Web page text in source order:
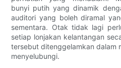
bunyi putih yang dinamik
auditori yang boleh diramal
sementara. Otak tidak lagi
setiap lonjakan kelantangan
tersebut ditenggelamkan dalam
menyelubungi.